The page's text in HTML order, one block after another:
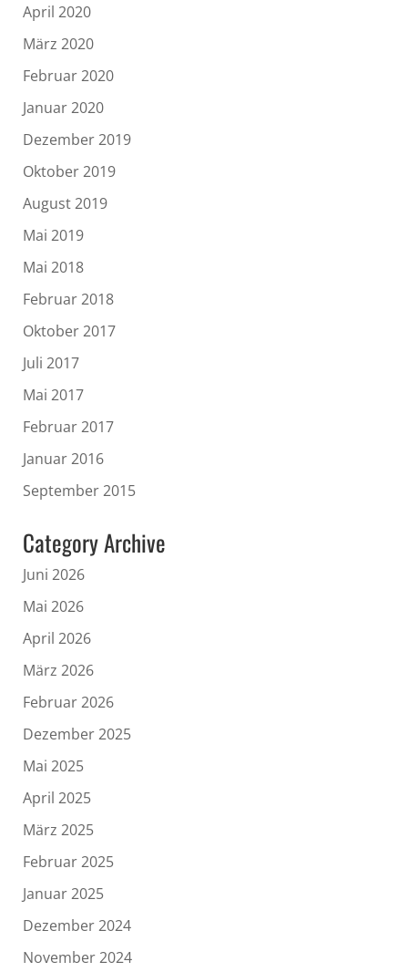
April 2020
März 2020
Februar 2020
Januar 2020
Dezember 2019
Oktober 2019
August 2019
Mai 2019
Mai 2018
Februar 2018
Oktober 2017
Juli 2017
Mai 2017
Februar 2017
Januar 2016
September 2015
Category Archive
Juni 2026
Mai 2026
April 2026
März 2026
Februar 2026
Dezember 2025
Mai 2025
April 2025
März 2025
Februar 2025
Januar 2025
Dezember 2024
November 2024